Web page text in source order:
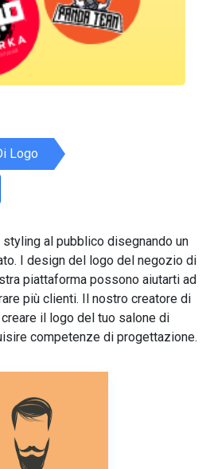
Logo
al pubblico disegnando un
I design del logo del negozio di
piattaforma possono aiutarti ad
più clienti. Il nostro creatore di
il logo del tuo salone di
competenze di progettazione.